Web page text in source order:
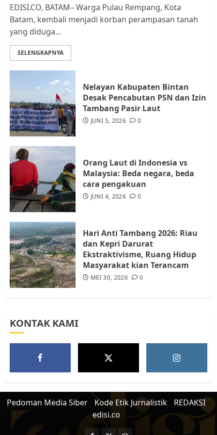
4
Warga Rempang Ajukan
Audiensi dengan Wali Kota
5
Tim Advokasi Desak BP Batam
Berhenti Merampas Tanah
EDISI.CO, BATAM– Warga Pulau Rempang, Kota
Batam, kembali menjadi korban perampasan tanah
yang diduga...
SELENGKAPNYA
Nelayan Kabupaten Bintan
Desak Pencabutan PSN dan Izin
Tambang Pasir Laut
JUNI 5, 2026 0
Orang Laut di Indonesia vs
Malaysia: Beda negara, beda
cara pengakuan
JUNI 4, 2026 0
Hari Anti Tambang 2026: Riau
dan Kepri Darurat
Ekstraktivisme, Ruang Hidup
Masyarakat kian Terancam
MEI 30, 2026 0
KONTAK KAMI
Pedoman Media Siber Kode Etik Jurnalistik
REDAKSI
edisi.co